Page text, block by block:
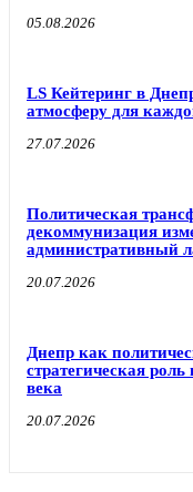
05.08.2026
LS Кейтеринг в
атмосферу для
27.07.2026
Политическая
декоммунизация
административный
20.07.2026
Днепр как
стратегическая
века
20.07.2026